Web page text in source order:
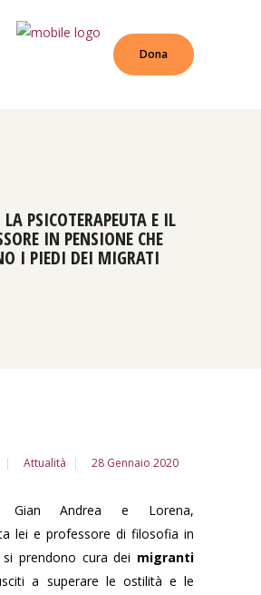
Dona
LA PSICOTERAPEUTA E IL
IN PENSIONE CHE
I PIEDI DEI MIGRATI
Attualità 28 Gennaio 2020
Gian Andrea e Lorena,
lei e professore di filosofia in
prendono cura dei migranti
a superare le ostilità e le